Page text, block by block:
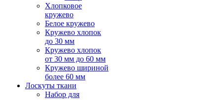
Хлопковое
кружево
Белое кружево
Кружево хлопок
до 30 мм
Кружево хлопок
от 30 мм до 60 мм
Кружево шириной
более 60 мм
Лоскуты ткани
Набор для